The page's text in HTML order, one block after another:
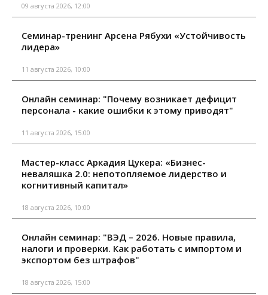
09 августа 2026, 12:00
Семинар-тренинг Арсена Рябухи «Устойчивость
лидера»
11 августа 2026, 10:00
Онлайн семинар: "Почему возникает дефицит
персонала - какие ошибки к этому приводят"
11 августа 2026, 15:00
Мастер-класс Аркадия Цукера: «Бизнес-
неваляшка 2.0: непотопляемое лидерство и
когнитивный капитал»
18 августа 2026, 10:00
Онлайн семинар: "ВЭД – 2026. Новые правила,
налоги и проверки. Как работать с импортом и
экспортом без штрафов"
18 августа 2026, 15:00